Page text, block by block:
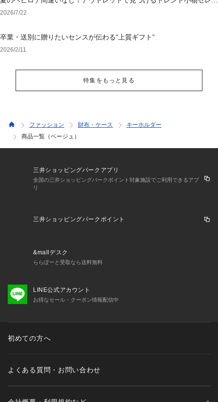
ション
2026/7/22
卒業・送別に贈りたいセンスが伝わる“上質ギフト”
2026/2/11
特集をもっと見る
ファッション 財布・ケース
キーホルダー
商品一覧（ベージュ）
三井ショッピングパークアプリ
全国の三井ショッピングパークポイント対象施設でご利用できるアプ
リ
三井ショッピングパークポイント
&mallデスク
ららぽーと受取なら送料無料
LINE公式アカウント
お得なセール・クーポン情報配信中
初めての方へ
よくある質問・お問い合わせ